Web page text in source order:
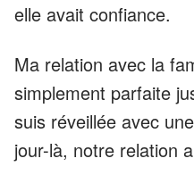
elle avait confiance.
Ma relation avec la
simplement parfaite
suis réveillée avec
jour-là, notre relation